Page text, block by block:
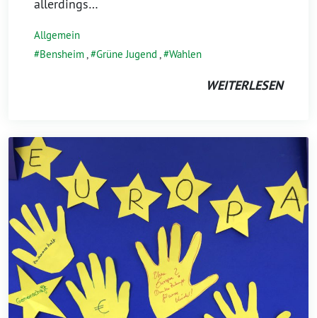
allerdings…
Allgemein
Bensheim, Grüne Jugend , Wahlen
WEITERLESEN